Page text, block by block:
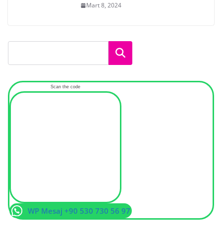
Mart 8, 2024
Ara
Scan the code
WP Mesaj +90 530 730 56 97